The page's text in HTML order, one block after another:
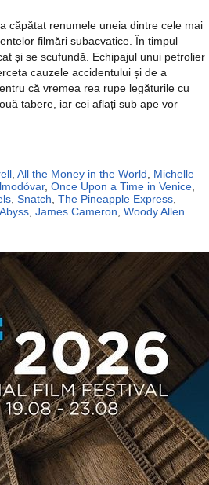
căpătat renumele uneia dintre cele mai
filmări subacvatice. În timpul
și se scufundă. Echipajul unui petrolier
cauzele accidentului și de a
că vremea rea rupe legăturile cu
tabere, iar cei aflați sub ape vor
All the Money in the World
Michelle
, Once Upon a Time in Venice
Snatch The Pineapple Express
James Cameron Woody Allen